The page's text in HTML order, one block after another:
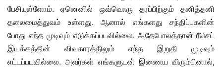
பேசியுள்ளோம். ஏனெனில் ஒவ்வொரு தரப்பிற்கும் தனித்தனி
தலைமைத்துவம் உள்ளது. ஆனால் எங்களது சந்திப்புகளின்
போது எந்த முடிவும் எடுக்கப்படவில்லை. அதேபோலத்தான் ரீசெட்
இயக்கத்தின் விவகாரத்திலும் எந்த இறுதி முடிவும்
எட்டப்படவில்லை. அவர்கள் எங்களுடன் இணைய விரும்பினால்,